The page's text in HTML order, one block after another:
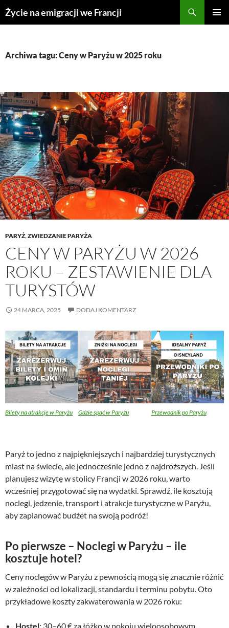
Przejdź
doŻycie na emigracji we Francji
Archiwa tagu: Ceny w Paryżu w 2025 roku
PARYŻ,ZWIEDZANIE PARYŻA
CENY W PARYŻU W 2026
ROKU – ZESTAWIENIE DLA
TURYSTÓW
24 MARCA, 2025 DODAJ KOMENTARZ
Bilety na atrakcje w Paryżu Gdzie spać w Paryżu Przewodnik po Paryżu
Paryż to jedno z najpiękniejszych i najbardziej turystycznych
miast na świecie, ale jednocześnie jedno z najdroższych. Jeśli
planujesz wizytę w stolicy Francji w 2026 roku, warto
wcześniej przygotować się na wydatki. Sprawdź, ile kosztują
noclegi, jedzenie, transport i atrakcje turystyczne w Paryżu,
aby zaplanować budżet na swoją podróż!
Po pierwsze – Noclegi w Paryżu – ile
kosztuje hotel?
Ceny noclegów w Paryżu z pewnością mogą się znacznie różnić
w zależności od lokalizacji, standardu i terminu pobytu. Oto
przykładowe koszty zakwaterowania w 2026 roku:
Hostel: 30–60 € za łóżko w pokoju wieloosobowym.